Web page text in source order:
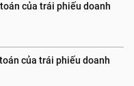
của trái phiếu doanh
của trái phiếu doanh